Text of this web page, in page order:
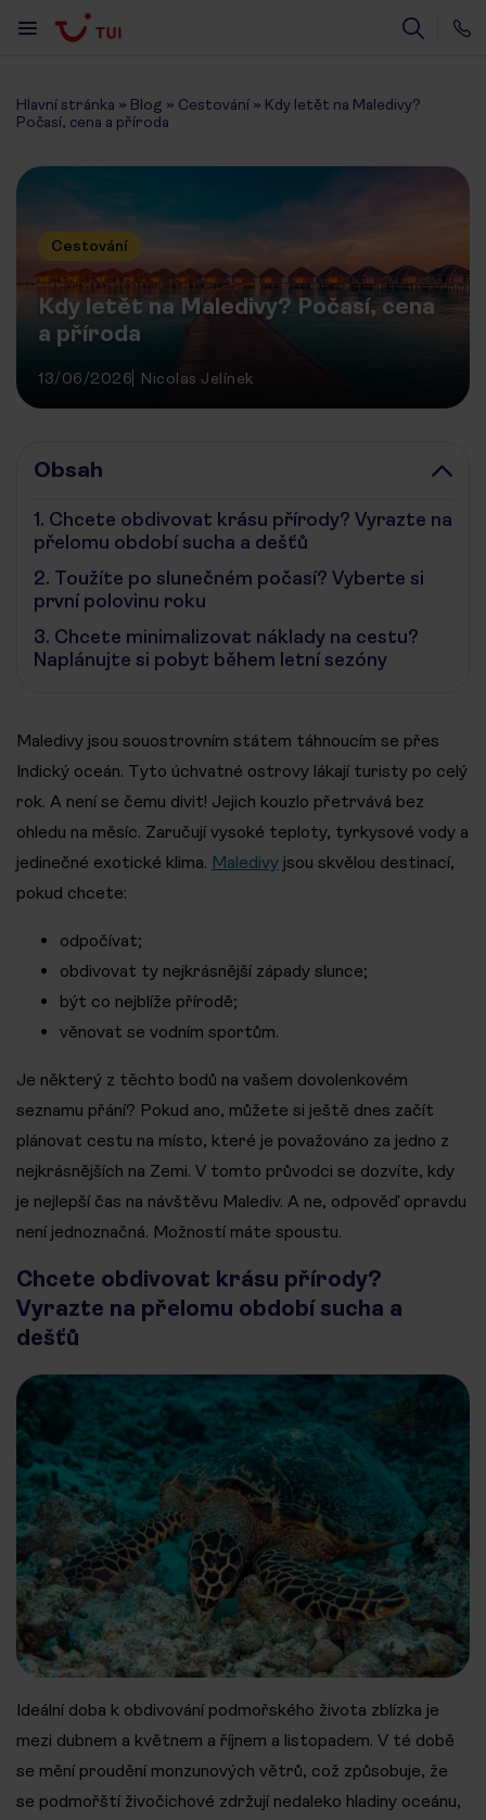
Hlavní stránka » Blog » Cestování » Kdy letět na Maledivy?
Počasí, cena a příroda
Cestování
Kdy letět na Maledivy? Počasí, cena
a příroda
13/06/2026 Nicolas Jelínek
Obsah
1. Chcete obdivovat krásu přírody? Vyrazte na
přelomu období sucha a dešťů
2. Toužíte po slunečném počasí? Vyberte si
první polovinu roku
3. Chcete minimalizovat náklady na cestu?
Naplánujte si pobyt během letní sezóny
Maledivy jsou souostrovním státem táhnoucím se přes
Indický oceán. Tyto úchvatné ostrovy lákají turisty po celý
rok. A není se čemu divit! Jejich kouzlo přetrvává bez
ohledu na měsíc. Zaručují vysoké teploty, tyrkysové vody a
jedinečné exotické klima. Maledivy jsou skvělou destinací,
pokud chcete:
odpočívat;
obdivovat ty nejkrásnější západy slunce;
být co nejblíže přírodě;
věnovat se vodním sportům.
Je některý z těchto bodů na vašem dovolenkovém
seznamu přání? Pokud ano, můžete si ještě dnes začít
plánovat cestu na místo, které je považováno za jedno z
nejkrásnějších na Zemi. V tomto průvodci se dozvíte, kdy
je nejlepší čas na návštěvu Malediv. A ne, odpověď opravdu
není jednoznačná. Možností máte spoustu.
Chcete obdivovat krásu přírody?
Vyrazte na přelomu období sucha a
dešťů
Ideální doba k obdivování podmořského života zblízka je
mezi dubnem a květnem a říjnem a listopadem. V té době
se mění proudění monzunových větrů, což způsobuje, že
se podmořští živočichové zdržují nedaleko hladiny oceánu,